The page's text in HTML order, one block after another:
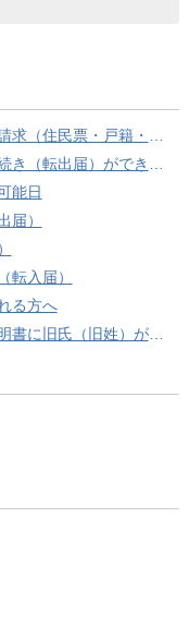
・戸籍・国民年金関係）
転出届）ができます
能日
届）
転入届）
る方へ
併記できるようになりました！